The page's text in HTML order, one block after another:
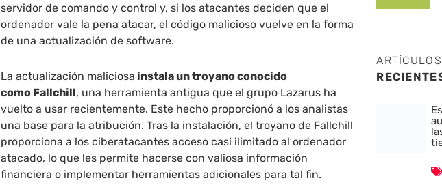
servidor de comando y control y, si los atacantes deciden que el
ordenador vale la pena atacar, el código malicioso vuelve en la forma
de una actualización de software.
La actualización maliciosa instala un troyano conocido
como Fallchill, una herramienta antigua que el grupo Lazarus ha
vuelto a usar recientemente. Este hecho proporcionó a los analistas
una base para la atribución. Tras la instalación, el troyano de Fallchill
proporciona a los ciberatacantes acceso casi ilimitado al ordenador
atacado, lo que les permite hacerse con valiosa información
financiera o implementar herramientas adicionales para tal fin.
ARTÍCULOS